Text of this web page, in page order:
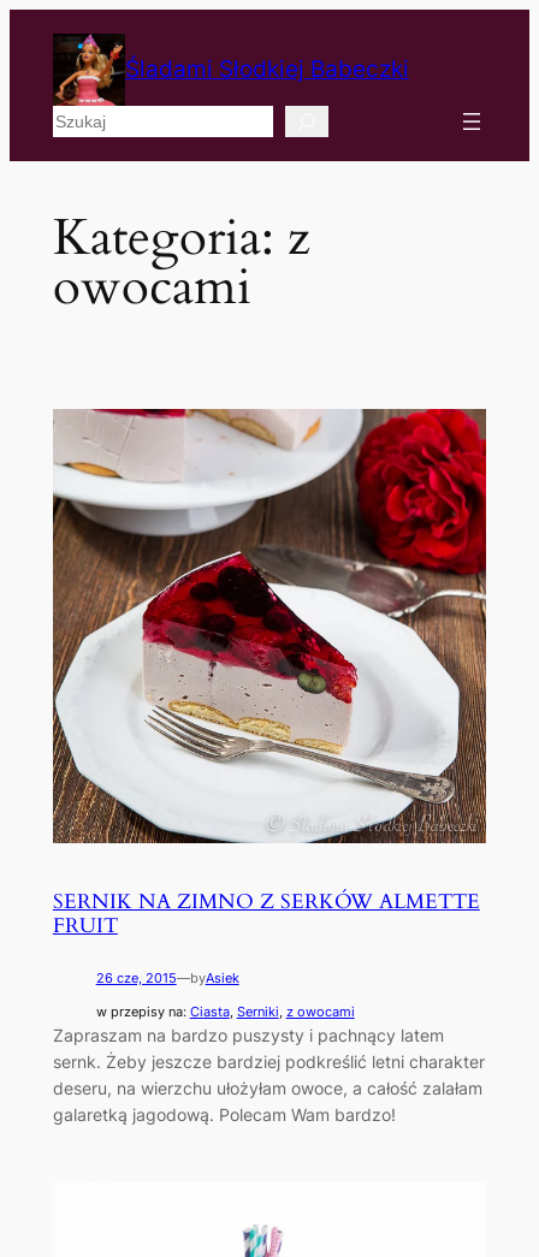
Śladami Słodkiej Babeczki
Szukaj
Kategoria: z
owocami
SERNIK NA ZIMNO Z SERKÓW ALMETTE
FRUIT
26 cze, 2015—byAsiek
w przepisy na: Ciasta, Serniki, z owocami
Zapraszam na bardzo puszysty i pachnący latem
sernk. Żeby jeszcze bardziej podkreślić letni charakter
deseru, na wierzchu ułożyłam owoce, a całość zalałam
galaretką jagodową. Polecam Wam bardzo!